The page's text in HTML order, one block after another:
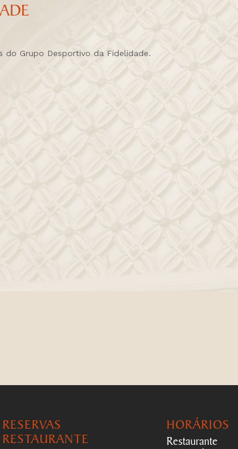
do Grupo Desportivo da Fidelidade.
RESERVAS
RESTAURANTE
HORÁRIOS
Restaurante